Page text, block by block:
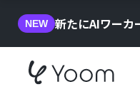
NEW 新たにAIワーカ